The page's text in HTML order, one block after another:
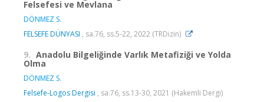
Felsefesi ve Mevlana
DÖNMEZ S.
FELSEFE DÜNYASI , sa.76, ss.5-22, 2022 (TRDizin)
9. Anadolu Bilgeliğinde Varlık Metafiziği ve Yolda
Olma
DÖNMEZ S.
Felsefe-Logos Dergisi , sa.76, ss.13-30, 2021 (Hakemli Dergi)